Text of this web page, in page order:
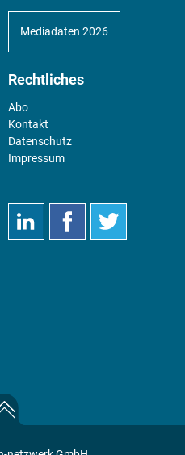
Mediadaten 2026
Rechtliches
Abo
Kontakt
Datenschutz
Impressum